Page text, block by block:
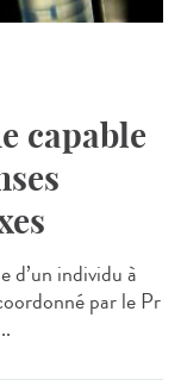
capable
d’un individu à
par le Pr